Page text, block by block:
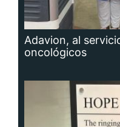
Adavion, al
oncológicos